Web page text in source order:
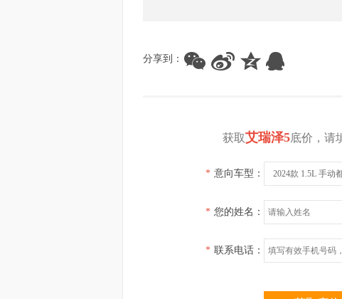
分享到：
获取艾瑞泽5底价，请
* 意向车型： 2024款 1.5L 手动
* 您的姓名：
* 联系电话：